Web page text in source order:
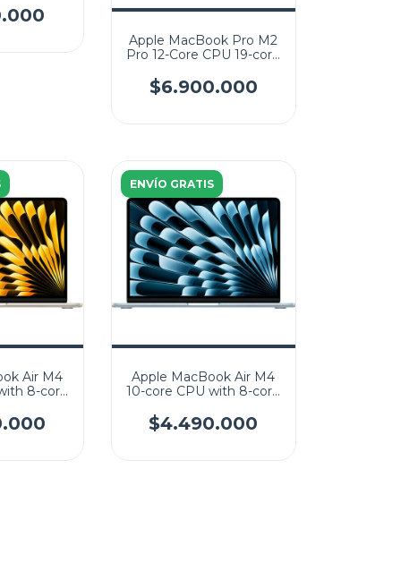
Apple MacBook Pro M2
Pro 12-Core CPU 19-core
(3456x2234) Liquid
Retina Display MacOS
$6.900.000
Air M4
8-core
Liquid
Backlit
ENVÍO GRATIS
Apple MacBook Air M4
10-core CPU with 8-core
13.6" (2560x1664) Liquid
Retina MacOS Backlit
$4.490.000